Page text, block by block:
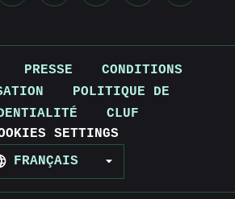
PRESSE
CONDITIONS
POLITIQUE DE
CLUF
SETTINGS
FRANÇAIS